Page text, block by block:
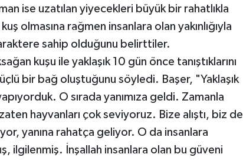
ise uzatılan yiyecekleri büyük bir rahatlıkla
olmasına rağmen insanlara olan yakınlığıyla
sahip olduğunu belirttiler.
kuşu ile yaklaşık 10 gün önce tanıştıklarını
bir bağ oluştuğunu söyledi. Başer, "Yaklaşık
O sırada yanımıza geldi. Zamanla
hayvanları çok seviyoruz. Bize alıştı, biz de
yanına rahatça geliyor. O da insanlara
ilgilenmiş. İnşallah insanlara olan bu güveni